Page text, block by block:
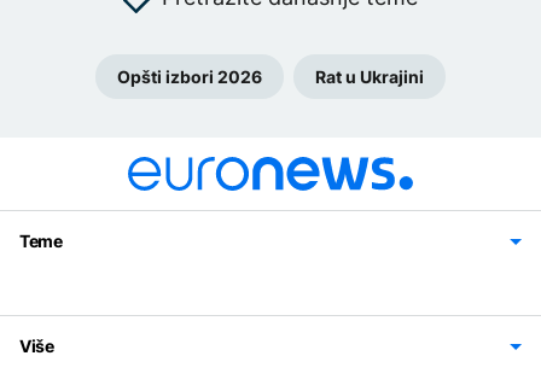
Opšti izbori 2026 Rat u Ukrajini
Teme
Svijet
Sport
Magazin
Više